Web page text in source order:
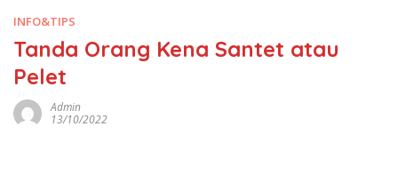
INFO&TIPS
Tanda Orang Kena Santet atau
Pelet
Admin
13/10/2022